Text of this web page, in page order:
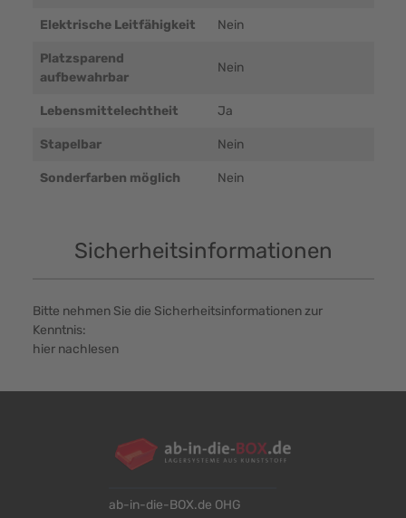
Elektrische Leitfähigkeit Nein
Platzsparend
aufbewahrbar
Nein
Lebensmittelechtheit Ja
Stapelbar Nein
Sonderfarben möglich Nein
Sicherheitsinformationen
Bitte nehmen Sie die Sicherheitsinformationen zur
Kenntnis:
hier nachlesen
ab-in-die-BOX.de OHG